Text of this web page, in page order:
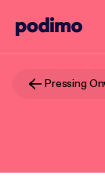
Pressing